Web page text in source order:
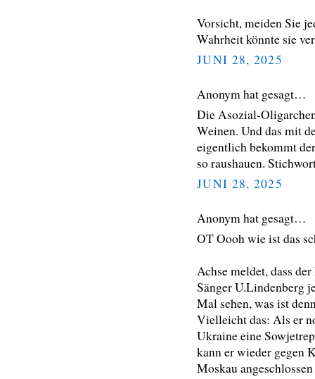
Vorsicht, meiden Sie
Wahrheit könnte sie
JUNI 28, 2025
Anonym hat gesagt…
Die Asozial-
Weinen. Und das mit
eigentlich bekommt
so raushauen.
JUNI 28, 2025
Anonym hat gesagt…
OT Oooh wie ist das
Achse meldet, dass
Sänger U.Lindenberg
Mal sehen, was ist
Vielleicht das: Als er
Ukraine eine
kann er wieder gegen
Moskau